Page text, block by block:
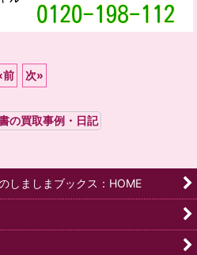
前 次»
の買取事例・日記
しましまブックス：HOME